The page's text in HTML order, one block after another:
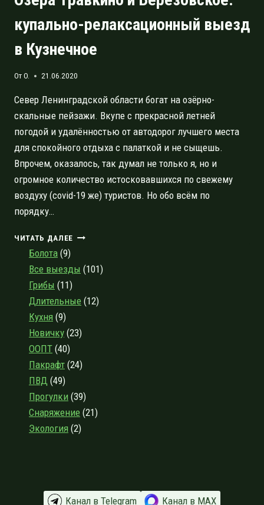
купально-релаксационный выезд
в Кузнечное
ОтO. 21.06.2020
Север Ленинградской области богат на озёрно-
скальные пейзажи. Вкупе с прекрасной летней
погодой и удалённостью от автодорог лучшего места
для спокойного отдыха с палаткой и не сыщешь.
Впрочем, оказалось, так думал не только я, но и
огромное количество истосковавшихся по свежему
воздуху (covid-19 же) туристов. Но обо всём по
порядку…
ЧИТАТЬ ДАЛЕЕ ОЗЁРА
БЕРЁЗОВСКОЕ:
РЕЛАКСАЦИОННЫЙ
ВЫЕЗД
КУЗНЕЧНОЕ
Болота (9)
Все выезды (101)
Грибы (11)
Длительные (12)
Кухня (9)
Новичку (23)
ООПТ (40)
Пакрафт (24)
ПВД (49)
Прогулки (39)
Снаряжение (21)
Экология (2)
Канал в Telegram Канал в МАХ